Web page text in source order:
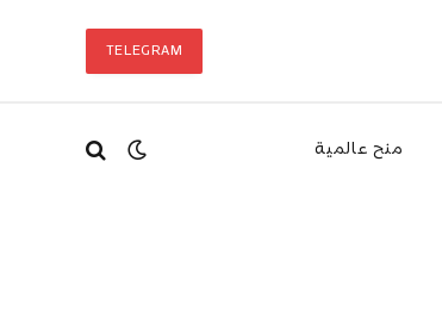
TELEGRAM
منح عالمية